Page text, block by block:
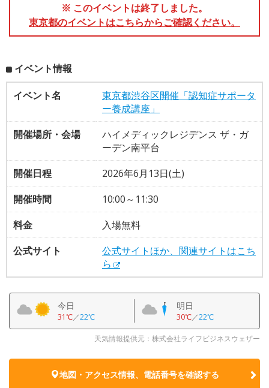
※ このイベントは終了しました。
東京都のイベントはこちらからご確認ください。
イベント情報
イベント名
東京都渋谷区開催「認知症サポータ
ー養成講座」
開催場所・会場
ハイメディックレジデンス ザ・ガ
ーデン南平台
開催日程
2026年6月13日(土)
開催時間
10:00～11:30
料金
入場無料
公式サイト
公式サイトほか、関連サイトはこち
ら
今日
31℃／22℃
明日
30℃／22℃
天気情報提供元：株式会社ライフビジネスウェザー
地図・アクセス情報、電話番号を確認する